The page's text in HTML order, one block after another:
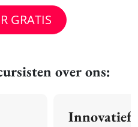
GRATIS
over ons:
Innovatief